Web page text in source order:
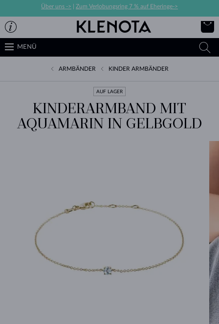
Über uns -> Zum Verlobungsring 7 % auf Eheringe->
MENÜ
ARMBÄNDER KINDER ARMBÄNDER
AUF LAGER
KINDERARMBAND MIT
AQUAMARIN IN GELBGOLD